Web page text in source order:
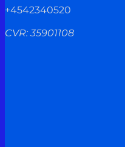
+4542340520
CVR: 35901108